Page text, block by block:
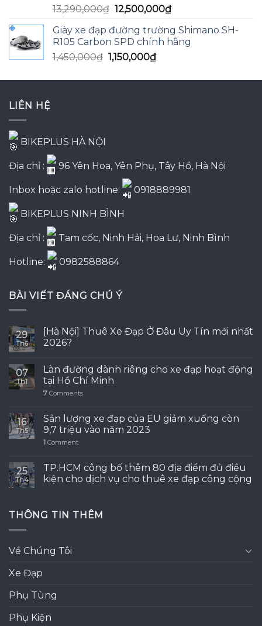
Được xếp
hạng
5.00
sao
13,290,000₫ Giá
là:
13,290,000₫.
12,500,000₫Giá
tại
là:
Giày xe đạp đường trường Shimano SH-
R105 Carbon SPD chính hãng
1,450,000₫ Giá
là:
1,150,000₫Giá
tại
LIÊN HỆ
BIKEPLUS HÀ NỘI
Địa chỉ : 96 Yên Hoa, Yên Phụ, Tây Hồ, Hà Nội
Inbox hoặc zalo hotline: 0918889981
BIKEPLUS NINH BÌNH
Địa chỉ : Tam cốc, Ninh Hải, Hoa Lư, Ninh Bình
Hotline: 0982588864
BÀI VIẾT ĐÁNG CHÚ Ý
29
Th6
[Hà Nội] Thuê Xe Đạp Ở Đâu Uy Tín mới nhất
2026?
07
Th1
Làn đường dành riêng cho xe đạp hoạt động
tại Hồ Chí Minh
7 Comments
16
Th5
Sản lượng xe đạp của EU giảm xuống còn
9,7 triệu vào năm 2023
1 Comment
25
Th4
TP.HCM công bố thêm 80 địa điểm đủ điều
kiện cho dịch vụ cho thuê xe đạp công cộng
THÔNG TIN THÊM
Về Chúng Tôi
Xe Đạp
Phụ Tùng
Phụ Kiện